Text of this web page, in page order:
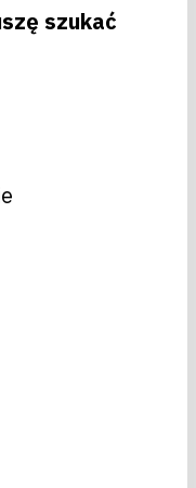
szukać